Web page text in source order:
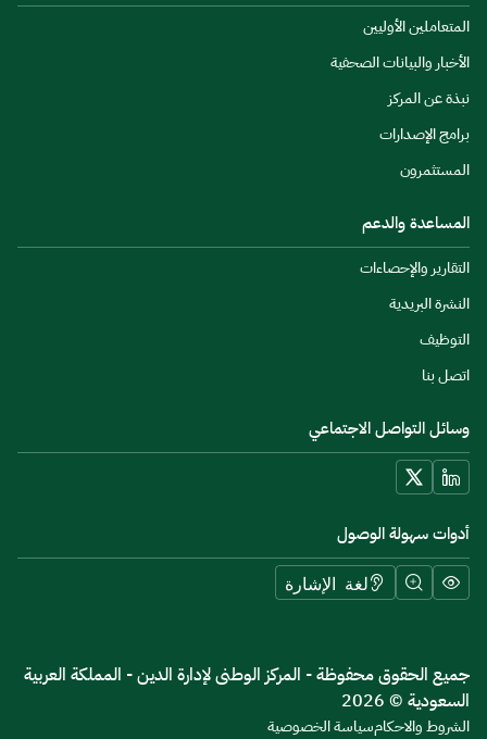
المتعاملين الأوليين
الأخبار والبيانات الصحفية
نبذة عن المركز
برامج الإصدارات
المستثمرون
المساعدة والدعم
التقارير والإحصاءات
النشرة البريدية
التوظيف
اتصل بنا
وسائل التواصل الاجتماعي
أدوات سهولة الوصول
لغة الإشارة
جميع الحقوق محفوظة - المركز الوطنى لإدارة الدين - المملكة العربية
السعودية © 2026
الشروط والاحكامسياسة الخصوصية